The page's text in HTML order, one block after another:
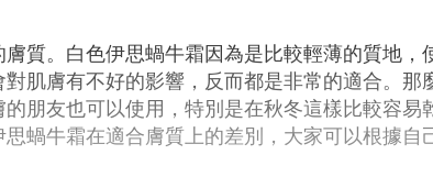
質。白色伊思蝸牛霜因為是比較輕薄的質地，
肌膚有不好的影響，反而都是非常的適合。
朋友也可以使用，特別是在秋冬這樣比較容
蝸牛霜在適合膚質上的差別，大家可以根據自